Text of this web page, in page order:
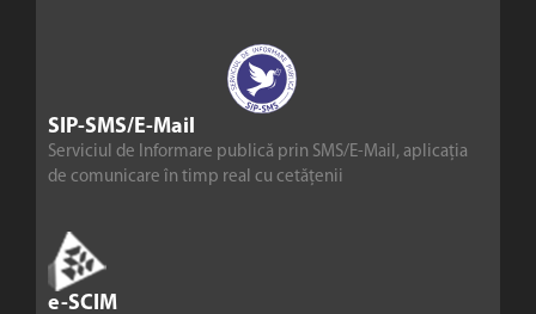
SIP-SMS/E-Mail
Serviciul de Informare publică prin SMS/E-Mail, aplicația
de comunicare în timp real cu cetățenii
e-SCIM